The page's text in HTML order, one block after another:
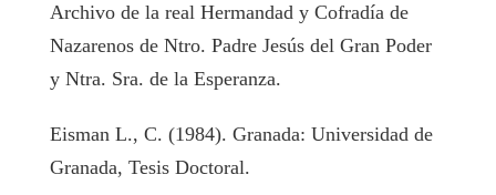
Archivo de la real Hermandad y Cofradía de
Nazarenos de Ntro. Padre Jesús del Gran Poder
y Ntra. Sra. de la Esperanza.
Eisman L., C. (1984). Granada: Universidad de
Granada, Tesis Doctoral.